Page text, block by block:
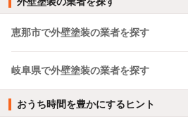
恵那市で外壁塗装の業者を探す
岐阜県で外壁塗装の業者を探す
おうち時間を豊かにするヒント